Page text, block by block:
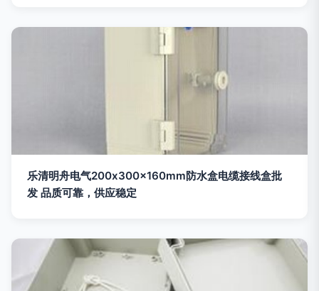
乐清明舟电气200x300x160mm防水盒电缆接线盒批
发 品质可靠，供应稳定